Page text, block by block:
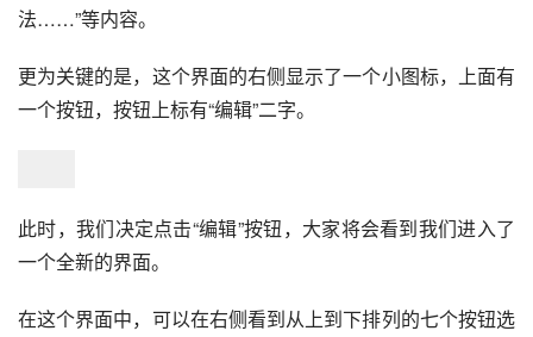
法……”等内容。
更为关键的是，这个界面的右侧显示了一个小图标，上面有
一个按钮，按钮上标有“编辑”二字。
此时，我们决定点击“编辑”按钮，大家将会看到我们进入了
一个全新的界面。
在这个界面中，可以在右侧看到从上到下排列的七个按钮选